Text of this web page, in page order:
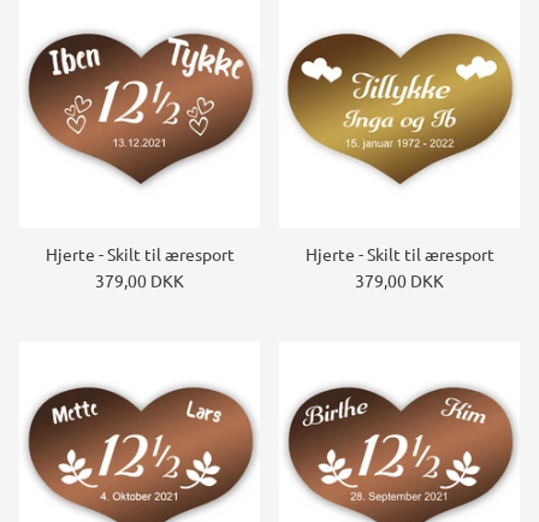
Hjerte - Skilt til æresport
379,00 DKK
Hjerte - Skilt til æresport
379,00 DKK